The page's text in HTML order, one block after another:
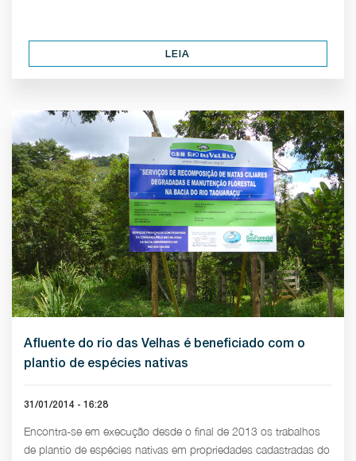
LEIA
Afluente do rio das Velhas é beneficiado com o
plantio de espécies nativas
31/01/2014 - 16:28
Encontra-se em execução desde o final de 2013 os trabalhos
de plantio de espécies nativas em propriedades cadastradas do